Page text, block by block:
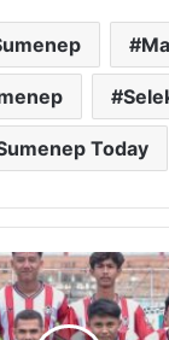
Today